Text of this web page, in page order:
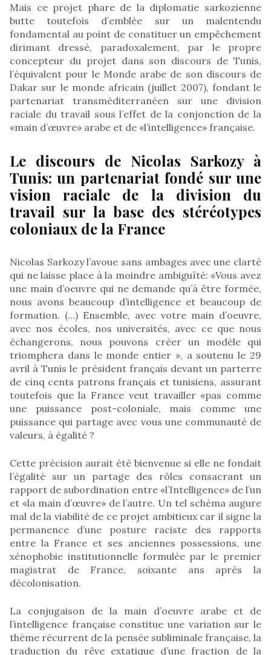
Mais ce projet phare de la diplomatie sarkozienne
butte toutefois d’emblée sur un malentendu
fondamental au point de constituer un empêchement
dirimant dressé, paradoxalement, par le propre
concepteur du projet dans son discours de Tunis,
l’équivalent pour le Monde arabe de son discours de
Dakar sur le monde africain (juillet 2007), fondant le
partenariat transméditerranéen sur une division
raciale du travail sous l’effet de la conjonction de la
«main d’œuvre» arabe et de «l’intelligence» française.
Le discours de Nicolas Sarkozy à
Tunis: un partenariat fondé sur une
vision raciale de la division du
travail sur la base des stéréotypes
coloniaux de la France
Nicolas Sarkozy l’avoue sans ambages avec une clarté
qui ne laisse place à la moindre ambiguïté: «Vous avez
une main d’oeuvre qui ne demande qu’à être formée,
nous avons beaucoup d’intelligence et beaucoup de
formation. (…) Ensemble, avec votre main d’oeuvre,
avec nos écoles, nos universités, avec ce que nous
échangerons, nous pouvons créer un modèle qui
triomphera dans le monde entier », a soutenu le 29
avril à Tunis le président français devant un parterre
de cinq cents patrons français et tunisiens, assurant
toutefois que la France veut travailler «pas comme
une puissance post-coloniale, mais comme une
puissance qui partage avec vous une communauté de
valeurs, à égalité ?
Cette précision aurait été bienvenue si elle ne fondait
l’égalité sur un partage des rôles consacrant un
rapport de subordination entre «l’Intelligence» de l’un
et «la main d’œuvre» de l’autre. Un tel schéma augure
mal de la viabilité de ce projet ambitieux car il signe la
permanence d’une posture raciste des rapports
entre la France et ses anciennes possessions, une
xénophobie institutionnelle formulée par le premier
magistrat de France, soixante ans après la
décolonisation.
La conjugaison de la main d’oeuvre arabe et de
l’intelligence française constitue une variation sur le
thème récurrent de la pensée subliminale française, la
traduction du rêve extatique d’une fraction de la